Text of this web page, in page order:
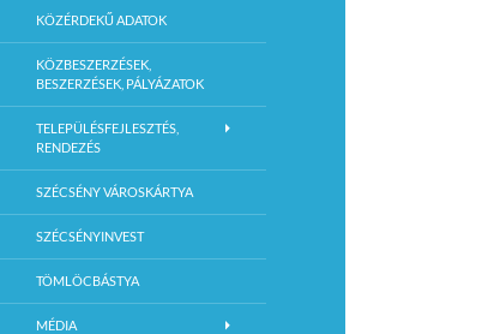
KÖZÉRDEKŰ ADATOK
KÖZBESZERZÉSEK,
BESZERZÉSEK, PÁLYÁZATOK
TELEPÜLÉSFEJLESZTÉS,
RENDEZÉS
SZÉCSÉNY VÁROSKÁRTYA
SZÉCSÉNYINVEST
TÖMLÖCBÁSTYA
MÉDIA